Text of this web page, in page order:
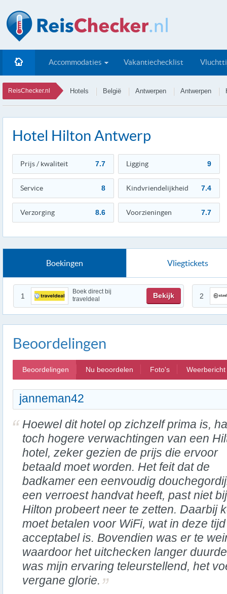
Accommodaties Vakantiechecklist
ReisChecker.nl Hotels België Antwerpen Antwerpen
Hotel Hilton Antwerp
Prijs / kwaliteit 7.7 Ligging 9
Service 8 Kindvriendelijkheid 7.4
Verzorging 8.6 Voorzieningen 7.7
Boekingen Vliegtickets
1
Boek direct bij
traveldeal
Bekijk 2
Beoordelingen
Beoordelingen Nu beoordelen Foto's Weerbericht
janneman42
Hoewel dit hotel op zichzelf prima is,
toch hogere verwachtingen van een
hotel, zeker gezien de prijs die ervoor
betaald moet worden. Het feit dat de
badkamer een eenvoudig
een verroest handvat heeft, past niet
Hilton probeert neer te zetten. Daarbij
moet betalen voor WiFi, wat in deze
acceptabel is. Bovendien was er te
waardoor het uitchecken langer
was mijn ervaring teleurstellend, het
vergane glorie.